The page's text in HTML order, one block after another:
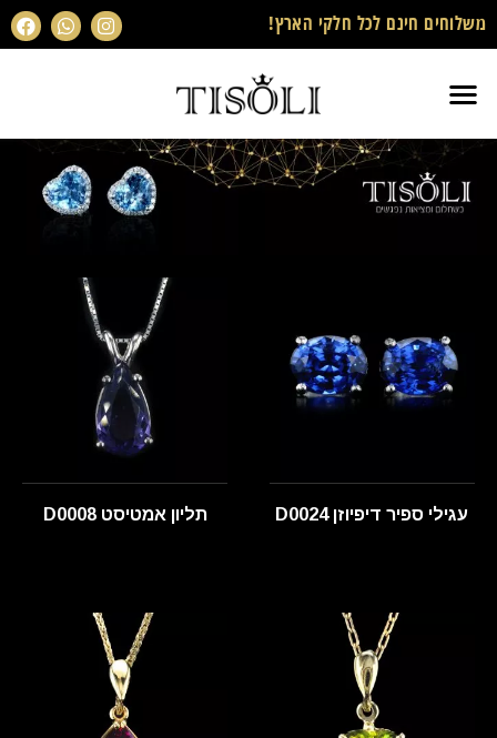
משלוחים חינם לכל חלקי הארץ!
עגילי ספיר דיפיוזן D0024 תליון אמטיסט D0008